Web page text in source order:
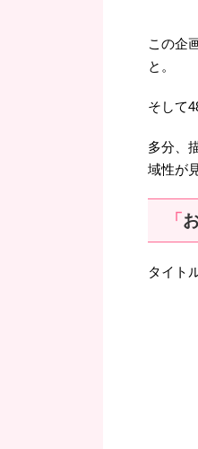
この企
と。
そして
多分、
域性が
「
タイト